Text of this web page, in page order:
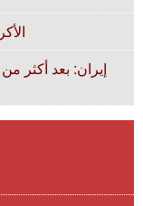
إيران: بعد أكثر